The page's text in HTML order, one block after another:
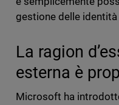
gestione delle
La ragion
esterna è
Microsoft ha